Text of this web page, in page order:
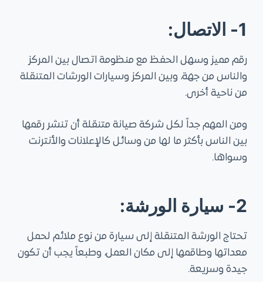
1- الاتصال:
رقم مميز وسهل الحفظ مع منظومة اتصال بين المركز
والناس من جهة، وبين المركز وسيارات الورشات المتنقلة
من ناحية أخرى.
ومن المهم جداً لكل شركة صيانة متنقلة أن تنشر رقمها
بين الناس بأكثر ما لها من وسائل كالإعلانات والأنترنت
وسواها.
2- سيارة الورشة:
تحتاج الورشة المتنقلة إلى سيارة من نوع ملائم لحمل
معداتها وطاقمها إلى مكان العمل، وطبعاً يجب أن تكون
جيدة وسريعة.